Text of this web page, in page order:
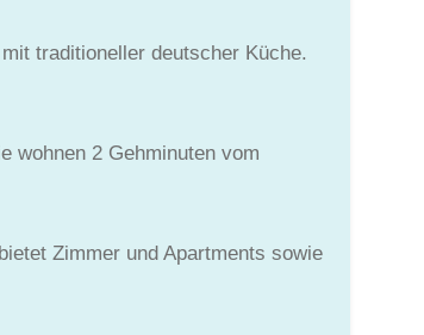
traditioneller deutscher Küche.
wohnen 2 Gehminuten vom
Zimmer und Apartments sowie